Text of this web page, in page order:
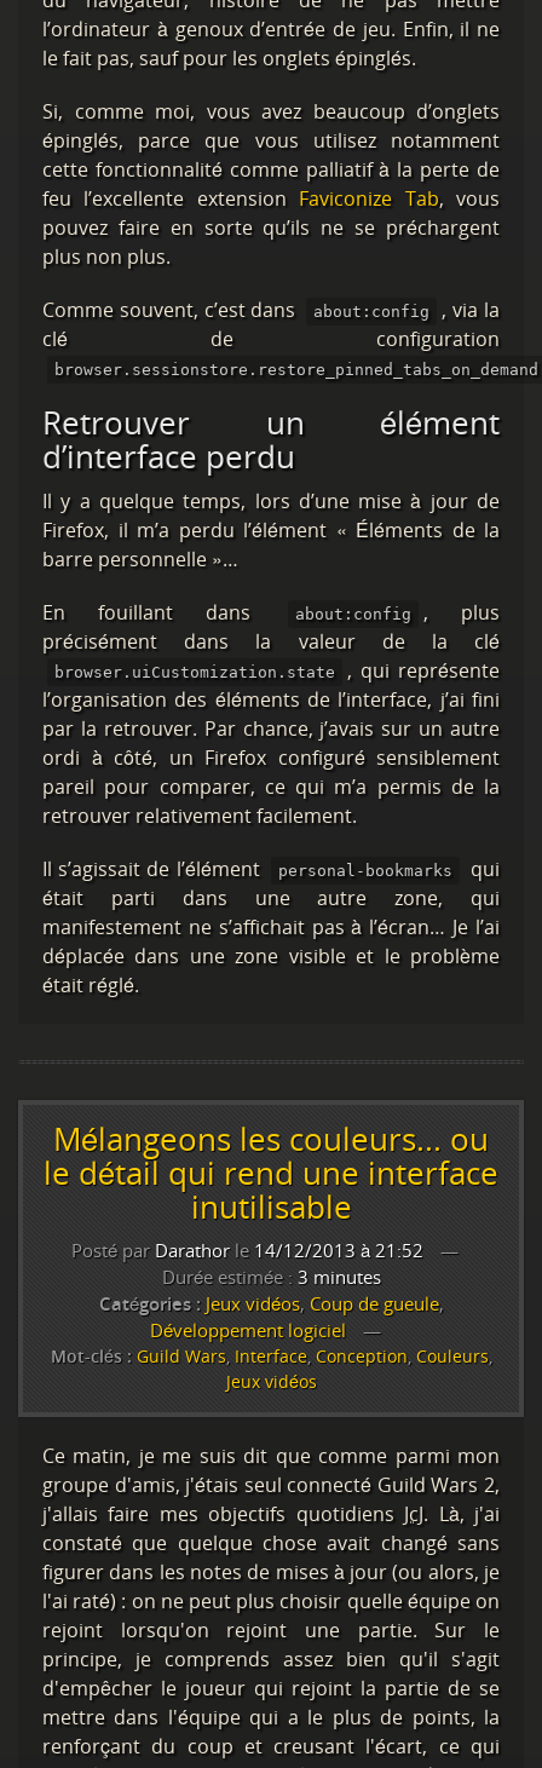
l’ordinateur à genoux d’entrée de jeu. Enfin, il ne
le fait pas, sauf pour les onglets épinglés.
Si, comme moi, vous avez beaucoup d’onglets
épinglés, parce que vous utilisez notamment
cette fonctionnalité comme palliatif à la perte de
feu l’excellente extension Faviconize Tab, vous
pouvez faire en sorte qu’ils ne se préchargent
plus non plus.
Comme souvent, c’est dans
about:config
, via la
clé de configuration
browser.sessionstore.restore_pinned_tabs_on_demand
Retrouver un élément
d’interface perdu
Il y a quelque temps, lors d’une mise à jour de
Firefox, il m’a perdu l’élément « Éléments de la
barre personnelle »…
En fouillant dans
about:config
, plus
précisément dans la valeur de la clé
browser.uiCustomization.state
, qui représente
l’organisation des éléments de l’interface, j’ai fini
par la retrouver. Par chance, j’avais sur un autre
ordi à côté, un Firefox configuré sensiblement
pareil pour comparer, ce qui m’a permis de la
retrouver relativement facilement.
Il s’agissait de l’élément
personal-bookmarks
qui
était parti dans une autre zone, qui
manifestement ne s’affichait pas à l’écran… Je l’ai
déplacée dans une zone visible et le problème
était réglé.
Mélangeons les couleurs... ou
le détail qui rend une interface
inutilisable
Posté par Darathorle 14/12/2013 à 21:52
Durée estimée : 3 minutes
Catégories : Jeux vidéos, Coup de gueule,
Développement logiciel
Mot-clés : Guild Wars, Interface, Conception, Couleurs,
Jeux vidéos
Ce matin, je me suis dit que comme parmi mon
groupe d'amis, j'étais seul connecté Guild Wars 2,
j'allais faire mes objectifs quotidiens JcJ. Là, j'ai
constaté que quelque chose avait changé sans
figurer dans les notes de mises à jour (ou alors, je
l'ai raté) : on ne peut plus choisir quelle équipe on
rejoint lorsqu'on rejoint une partie. Sur le
principe, je comprends assez bien qu'il s'agit
d'empêcher le joueur qui rejoint la partie de se
mettre dans l'équipe qui a le plus de points, la
renforçant du coup et creusant l'écart, ce qui